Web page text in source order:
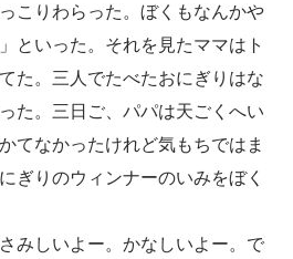
こりわらった。ぼくもなんかや
といった。それを見たママはト
た。三人でたべたおにぎりはな
た。三日ご、パパは天ごくへい
てなかったけれど気もちではま
ぎりのウィンナーのいみをぼく
みしいよー。かなしいよー。で